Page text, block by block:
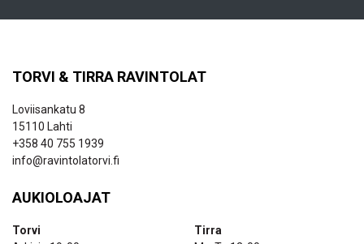
TORVI & TIRRA RAVINTOLAT
Loviisankatu 8
15110 Lahti
+358 40 755 1939
info@ravintolatorvi.fi
AUKIOLOAJAT
Torvi
Tirra